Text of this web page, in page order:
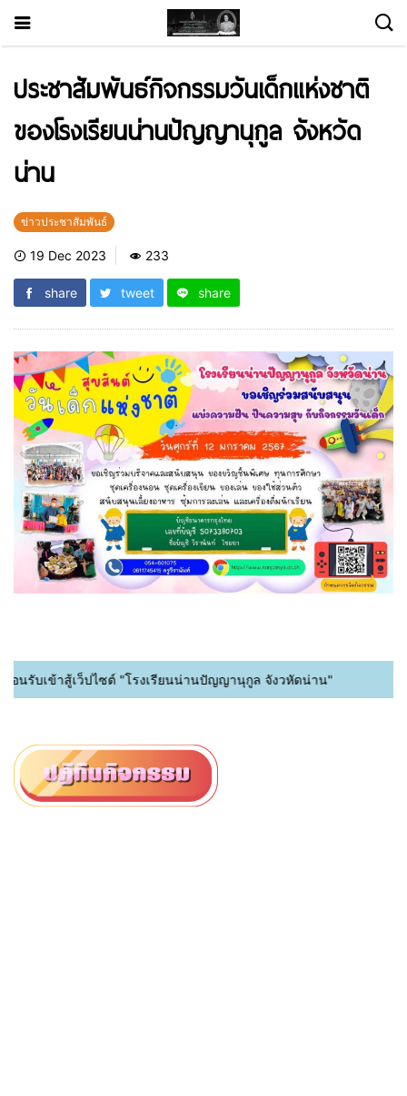
ประชาสัมพันธ์กิจกรรมวันเด็กแห่งชาติ
ของโรงเรียนน่านปัญญานุกูล จังหวัด
น่าน
ข่าวประชาสัมพันธ์
19 Dec 2023 233
share tweet share
รับเข้าสู้เว็ปไซต์ "โรงเรียนน่านปัญญานุกูล จังวหัดน่าน"